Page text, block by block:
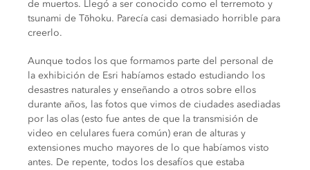
de muertos. Llegó a ser conocido como el terremoto y
tsunami de Tōhoku. Parecía casi demasiado horrible para
creerlo.
Aunque todos los que formamos parte del personal de
la exhibición de Esri habíamos estado estudiando los
desastres naturales y enseñando a otros sobre ellos
durante años, las fotos que vimos de ciudades asediadas
por las olas (esto fue antes de que la transmisión de
video en celulares fuera común) eran de alturas y
extensiones mucho mayores de lo que habíamos visto
antes. De repente, todos los desafíos que estaba